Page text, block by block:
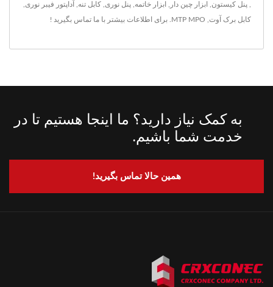
پنل کیستون ابزار چین دار ابزار خاتمه پنل نوری کابل تنه آداپتور فیبر نوری
کابل برک آوت MTP MPO . برای اطلاعات بیشتر با ما تماس بگیرید !
به کمک نیاز دارید؟ ما اینجا هستیم تا در
خدمت شما باشیم.
همین حالا تماس بگیرید!